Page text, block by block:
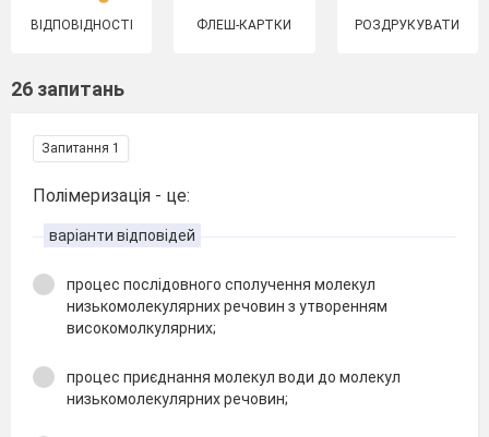
ВІДПОВІДНОСТІ ФЛЕШ-КАРТКИ РОЗДРУКУВАТИ
26 запитань
Запитання 1
Полімеризація - це:
варіанти відповідей
процес послідовного сполучення молекул
низькомолекулярних речовин з утворенням
високомолкулярних;
процес приєднання молекул води до молекул
низькомолекулярних речовин;